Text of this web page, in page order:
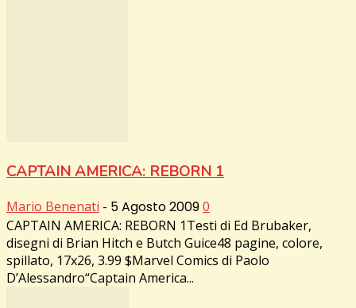
CAPTAIN AMERICA: REBORN 1
Mario Benenati - 5 Agosto 20090
CAPTAIN AMERICA: REBORN 1Testi di Ed Brubaker,
disegni di Brian Hitch e Butch Guice48 pagine, colore,
spillato, 17x26, 3.99 $Marvel Comics di Paolo
D’Alessandro“Captain America...